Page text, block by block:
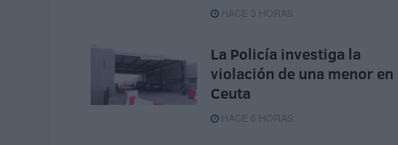
HACE 3 HORAS
La Policía investiga la
violación de una menor en
Ceuta
HACE 6 HORAS